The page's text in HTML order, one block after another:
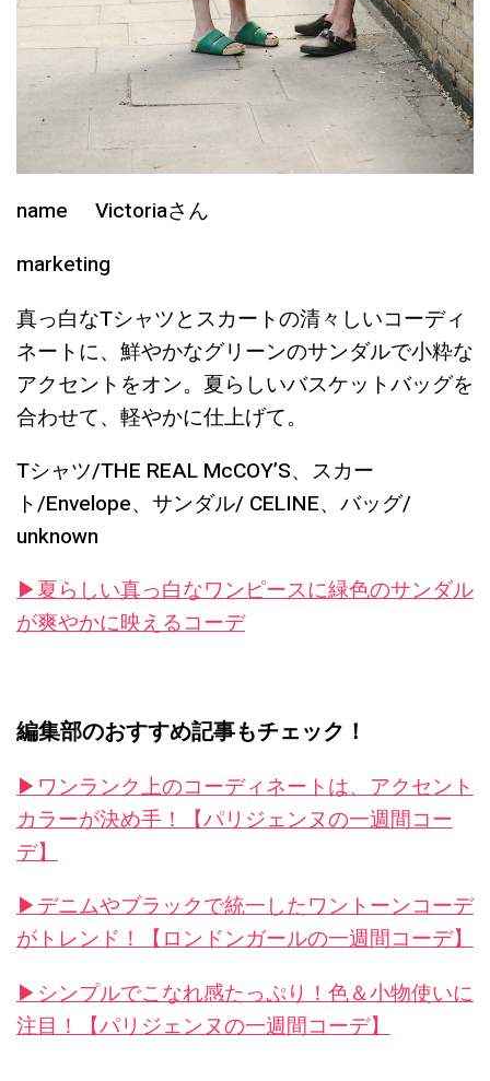
name Victoriaさん
marketing
真っ白なTシャツとスカートの清々しいコーディ
ネートに、鮮やかなグリーンのサンダルで小粋な
アクセントをオン。夏らしいバスケットバッグを
合わせて、軽やかに仕上げて。
Tシャツ/THE REAL McCOY’S、スカー
ト/Envelope、サンダル/ CELINE、バッグ/
unknown
▶︎夏らしい真っ白なワンピースに緑色のサンダル
が爽やかに映えるコーデ
編集部のおすすめ記事もチェック！
▶︎ワンランク上のコーディネートは、アクセント
カラーが決め手！【パリジェンヌの一週間コー
デ】
▶︎デニムやブラックで統一したワントーンコーデ
がトレンド！【ロンドンガールの一週間コーデ】
▶︎シンプルでこなれ感たっぷり！色＆小物使いに
注目！【パリジェンヌの一週間コーデ】